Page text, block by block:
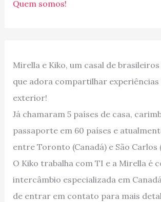
Quem somos!
Mirella e Kiko, um casal de
que adora compartilhar experiências
exterior!
Já chamaram 5 países de casa,
passaporte em 60 países e
entre Toronto (Canadá) e São Carlos
O Kiko trabalha com TI e a Mirella é
intercâmbio especializada em
de entrar em contato para mais